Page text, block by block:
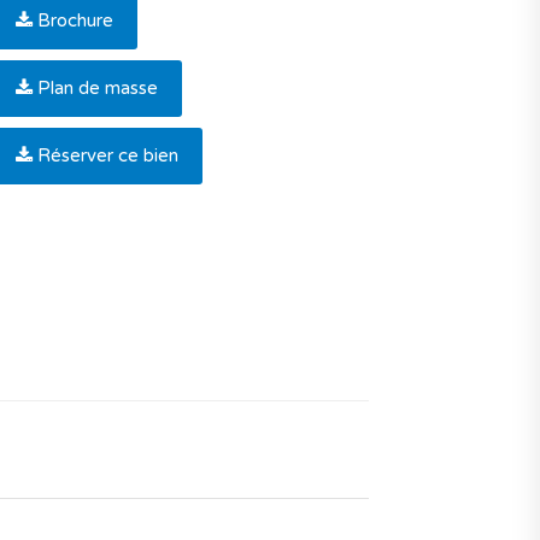
Brochure
Plan de masse
Réserver ce bien